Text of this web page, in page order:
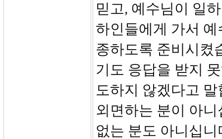
믿고, 예수님이 일
하인들에게 가서
종하도록 준비시켰
기도 응답을 받지
도하지 않겠다고
외면하는 분이 아
없는 분도 아니십